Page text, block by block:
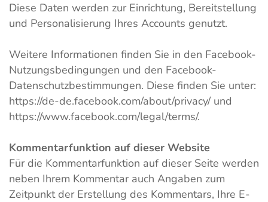
Diese Daten werden zur Einrichtung, Bereitstellung
und Personalisierung Ihres Accounts genutzt.
Weitere Informationen finden Sie in den Facebook-
Nutzungsbedingungen und den Facebook-
Datenschutzbestimmungen. Diese finden Sie unter:
https://de-de.facebook.com/about/privacy/ und
https://www.facebook.com/legal/terms/.
Kommentarfunktion auf dieser Website
Für die Kommentarfunktion auf dieser Seite werden
neben Ihrem Kommentar auch Angaben zum
Zeitpunkt der Erstellung des Kommentars, Ihre E-